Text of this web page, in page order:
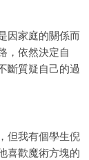
因家庭的關係而
，依然決定自
斷質疑自己的過
但我有個學生倪
喜歡魔術方塊的